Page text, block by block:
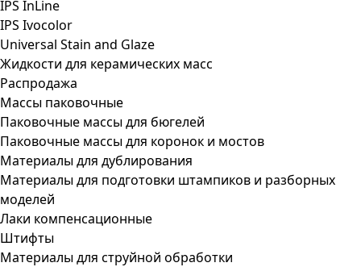
IPS InLine
IPS Ivocolor
Universal Stain and Glaze
Жидкости для керамических масс
Распродажа
Массы паковочные
Паковочные массы для бюгелей
Паковочные массы для коронок и мостов
Материалы для дублирования
Материалы для подготовки штампиков и разборных
моделей
Лаки компенсационные
Штифты
Материалы для струйной обработки